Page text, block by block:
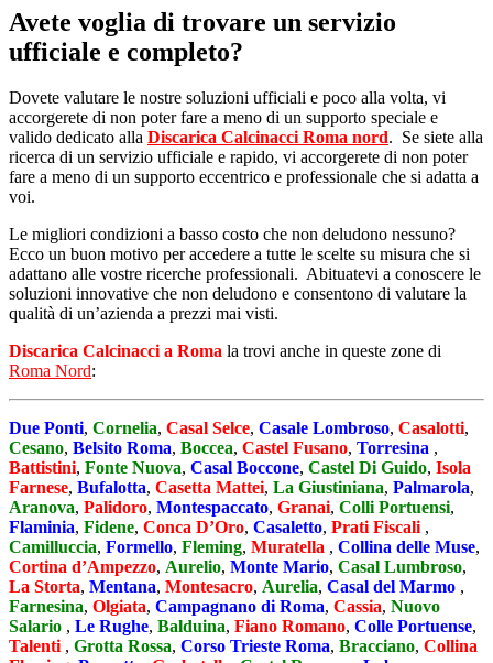
Avete voglia di trovare un servizio
ufficiale e completo?
Dovete valutare le nostre soluzioni ufficiali e poco alla volta, vi
accorgerete di non poter fare a meno di un supporto speciale e
valido dedicato alla Discarica Calcinacci Roma nord. Se siete alla
ricerca di un servizio ufficiale e rapido, vi accorgerete di non poter
fare a meno di un supporto eccentrico e professionale che si adatta a
voi.
Le migliori condizioni a basso costo che non deludono nessuno?
Ecco un buon motivo per accedere a tutte le scelte su misura che si
adattano alle vostre ricerche professionali. Abituatevi a conoscere le
soluzioni innovative che non deludono e consentono di valutare la
qualità di un’azienda a prezzi mai visti.
Discarica Calcinacci a Roma la trovi anche in queste zone di
Roma Nord:
Due Ponti, Cornelia, Casal Selce, Casale Lombroso, Casalotti,
Cesano, Belsito Roma, Boccea, Castel Fusano, Torresina ,
Battistini, Fonte Nuova, Casal Boccone, Castel Di Guido, Isola
Farnese, Bufalotta, Casetta Mattei, La Giustiniana, Palmarola,
Aranova, Palidoro, Montespaccato, Granai, Colli Portuensi,
Flaminia, Fidene, Conca D’Oro, Casaletto, Prati Fiscali ,
Camilluccia, Formello, Fleming, Muratella , Collina delle Muse,
Cortina d’Ampezzo, Aurelio, Monte Mario, Casal Lumbroso,
La Storta, Mentana, Montesacro, Aurelia, Casal del Marmo ,
Farnesina, Olgiata, Campagnano di Roma, Cassia, Nuovo
Salario , Le Rughe, Balduina, Fiano Romano, Colle Portuense,
Talenti , Grotta Rossa, Corso Trieste Roma, Bracciano, Collina